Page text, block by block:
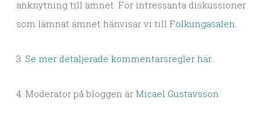
anknytning till ämnet. För intressanta diskussioner
som lämnat ämnet hänvisar vi till Folkungasalen.
3. Se mer detaljerade kommentarsregler här..
4. Moderator på bloggen är Micael Gustavsson